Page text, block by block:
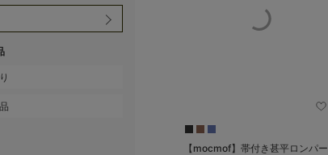
【mocmof】帯付き甚平ロンパー